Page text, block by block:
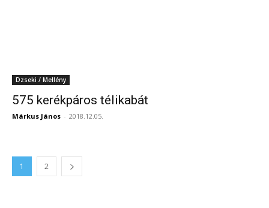
Dzseki / Mellény
575 kerékpáros télikabát
Márkus János - 2018.12.05.
1 2